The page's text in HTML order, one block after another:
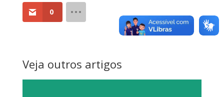
0
Veja outros artigos